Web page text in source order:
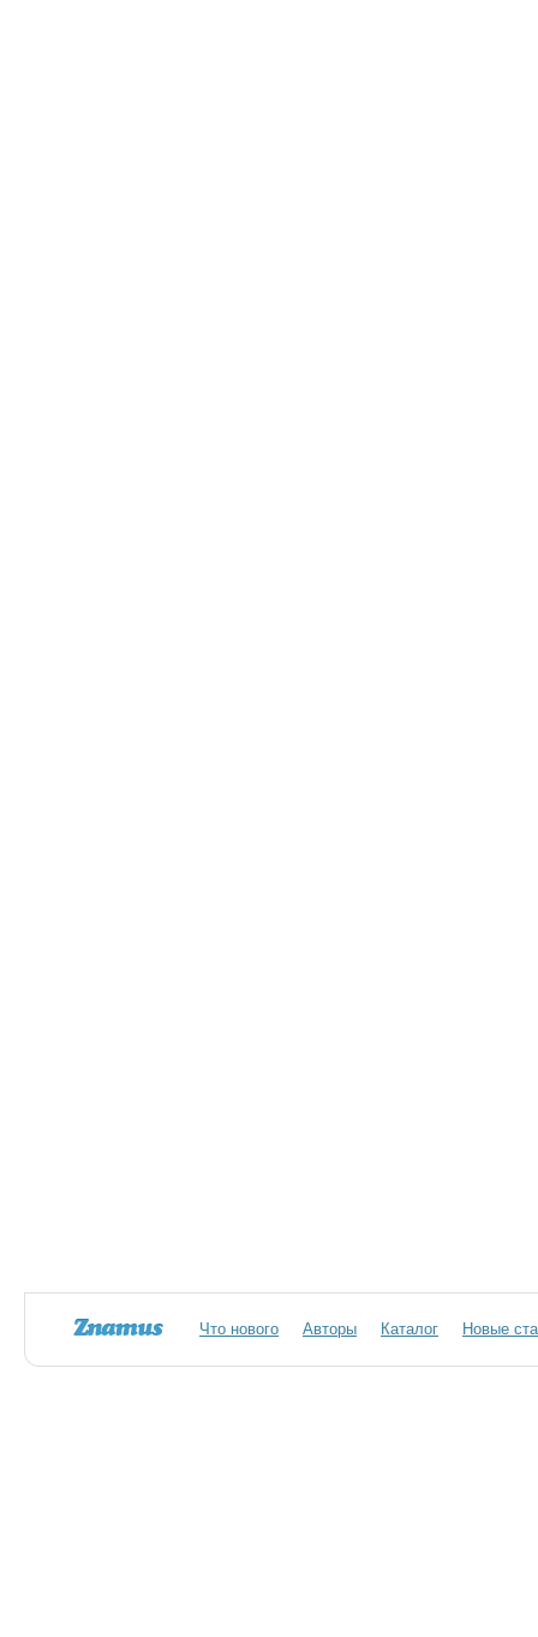
Что нового Авторы Каталог Новые